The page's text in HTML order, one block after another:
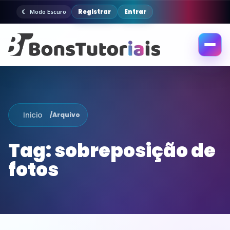
Modo Escuro Registrar Entrar
Abrir
Inicio /Arquivo
Tag:sobreposição de
fotos